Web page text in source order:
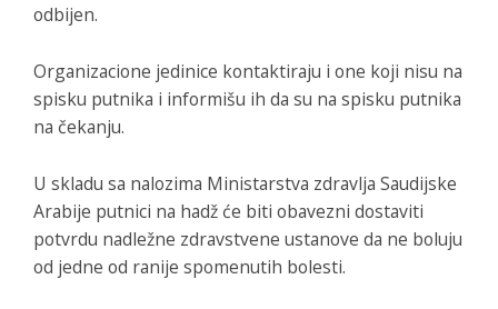
odbijen.
Organizacione jedinice kontaktiraju i one koji nisu na
spisku putnika i informišu ih da su na spisku putnika
na čekanju.
U skladu sa nalozima Ministarstva zdravlja Saudijske
Arabije putnici na hadž će biti obavezni dostaviti
potvrdu nadležne zdravstvene ustanove da ne boluju
od jedne od ranije spomenutih bolesti.